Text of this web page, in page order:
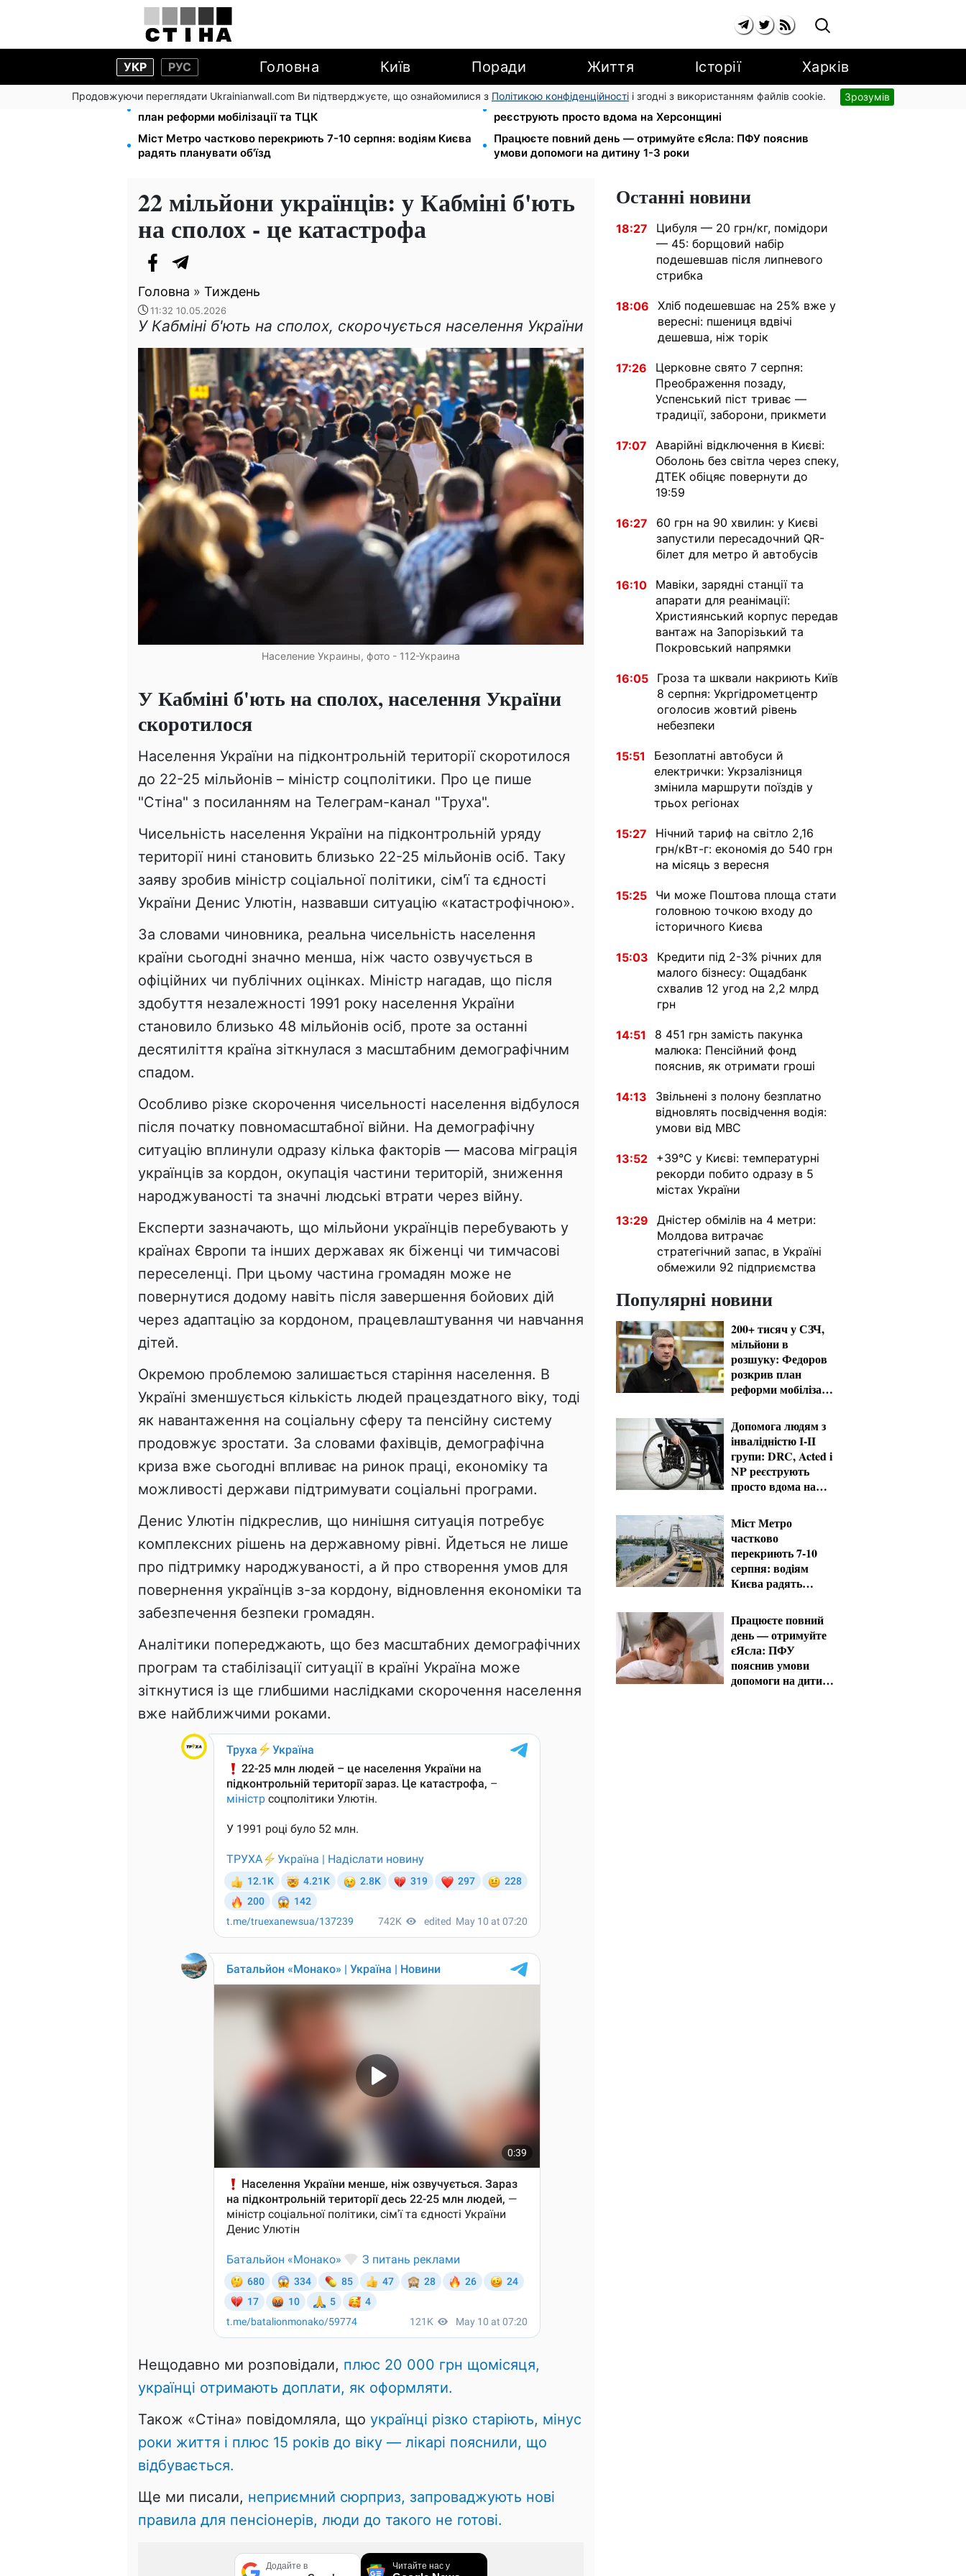
УКР РУС Головна Київ Поради Життя Історії Харків
Продовжуючи переглядати Ukrainianwall.com Ви підтверджуєте, що ознайомилися з Політикою конфіденційності і згодні з використанням файлів cookie. Зрозумів
200+ тисяч у СЗЧ, мільйони в розшуку: Федоров розкрив
план реформи мобілізації та ТЦК
Допомога людям з інвалідністю I-II групи: DRC, Acted і NP
реєструють просто вдома на Херсонщині
Міст Метро частково перекриють 7-10 серпня: водіям Києва
радять планувати об'їзд
Працюєте повний день — отримуйте єЯсла: ПФУ пояснив
умови допомоги на дитину 1-3 роки
22 мільйони українців: у Кабміні б'ють
на сполох - це катастрофа
Головна » Тиждень
11:32 10.05.2026
У Кабміні б'ють на сполох, скорочується населення України
Население Украины, фото - 112-Украина
У Кабміні б'ють на сполох, населення України
скоротилося
Населення України на підконтрольній території скоротилося
до 22-25 мільйонів – міністр соцполітики. Про це пише
"Стіна" з посиланням на Телеграм-канал "Труха".
Чисельність населення України на підконтрольній уряду
території нині становить близько 22-25 мільйонів осіб. Таку
заяву зробив міністр соціальної політики, сім'ї та єдності
України Денис Улютін, назвавши ситуацію «катастрофічною».
За словами чиновника, реальна чисельність населення
країни сьогодні значно менша, ніж часто озвучується в
офіційних чи публічних оцінках. Міністр нагадав, що після
здобуття незалежності 1991 року населення України
становило близько 48 мільйонів осіб, проте за останні
десятиліття країна зіткнулася з масштабним демографічним
спадом.
Особливо різке скорочення чисельності населення відбулося
після початку повномасштабної війни. На демографічну
ситуацію вплинули одразу кілька факторів — масова міграція
українців за кордон, окупація частини територій, зниження
народжуваності та значні людські втрати через війну.
Експерти зазначають, що мільйони українців перебувають у
країнах Європи та інших державах як біженці чи тимчасові
переселенці. При цьому частина громадян може не
повернутися додому навіть після завершення бойових дій
через адаптацію за кордоном, працевлаштування чи навчання
дітей.
Окремою проблемою залишається старіння населення. В
Україні зменшується кількість людей працездатного віку, тоді
як навантаження на соціальну сферу та пенсійну систему
продовжує зростати. За словами фахівців, демографічна
криза вже сьогодні впливає на ринок праці, економіку та
можливості держави підтримувати соціальні програми.
Денис Улютін підкреслив, що нинішня ситуація потребує
комплексних рішень на державному рівні. Йдеться не лише
про підтримку народжуваності, а й про створення умов для
повернення українців з-за кордону, відновлення економіки та
забезпечення безпеки громадян.
Аналітики попереджають, що без масштабних демографічних
програм та стабілізації ситуації в країні Україна може
зіткнутися із ще глибшими наслідками скорочення населення
вже найближчими роками.
Нещодавно ми розповідали, плюс 20 000 грн щомісяця,
українці отримають доплати, як оформляти.
Також «Стіна» повідомляла, що українці різко старіють, мінус
роки життя і плюс 15 років до віку — лікарі пояснили, що
відбувається.
Ще ми писали, неприємний сюрприз, запроваджують нові
правила для пенсіонерів, люди до такого не готові.
Додайте в Читайте нас у
Останні новини
18:27
Цибуля — 20 грн/кг, помідори
— 45: борщовий набір
подешевшав після липневого
стрибка
18:06
Хліб подешевшає на 25% вже у
вересні: пшениця вдвічі
дешевша, ніж торік
17:26
Церковне свято 7 серпня:
Преображення позаду,
Успенський піст триває —
традиції, заборони, прикмети
17:07
Аварійні відключення в Києві:
Оболонь без світла через спеку,
ДТЕК обіцяє повернути до
19:59
16:27
60 грн на 90 хвилин: у Києві
запустили пересадочний QR-
білет для метро й автобусів
16:10
Мавіки, зарядні станції та
апарати для реанімації:
Християнський корпус передав
вантаж на Запорізький та
Покровський напрямки
16:05
Гроза та шквали накриють Київ
8 серпня: Укргідрометцентр
оголосив жовтий рівень
небезпеки
15:51
Безоплатні автобуси й
електрички: Укрзалізниця
змінила маршрути поїздів у
трьох регіонах
15:27
Нічний тариф на світло 2,16
грн/кВт-г: економія до 540 грн
на місяць з вересня
15:25
Чи може Поштова площа стати
головною точкою входу до
історичного Києва
15:03
Кредити під 2-3% річних для
малого бізнесу: Ощадбанк
схвалив 12 угод на 2,2 млрд
грн
14:51
8 451 грн замість пакунка
малюка: Пенсійний фонд
пояснив, як отримати гроші
14:13
Звільнені з полону безплатно
відновлять посвідчення водія:
умови від МВС
13:52
+39°C у Києві: температурні
рекорди побито одразу в 5
містах України
13:29
Дністер обмілів на 4 метри:
Молдова витрачає
стратегічний запас, в Україні
обмежили 92 підприємства
Популярні новини
200+ тисяч у СЗЧ,
мільйони в
розшуку: Федоров
розкрив план
реформи мобілізації
Допомога людям з
інвалідністю I-II
групи: DRC, Acted і
NP реєструють
просто вдома на
Міст Метро
частково
перекриють 7-10
серпня: водіям
Києва радять
Працюєте повний
день — отримуйте
єЯсла: ПФУ
пояснив умови
допомоги на дитину